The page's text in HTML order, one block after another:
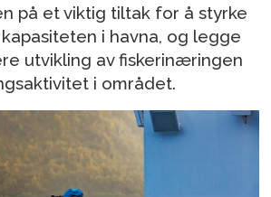
på et viktig tiltak for å styrke
i havna, og legge
utvikling av fiskerinæringen
i området.